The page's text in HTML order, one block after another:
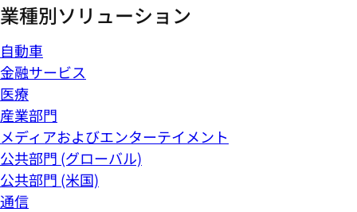
業種別ソリューション
自動車
金融サービス
医療
産業部門
メディアおよびエンターテイメント
公共部門 (グローバル)
公共部門 (米国)
通信